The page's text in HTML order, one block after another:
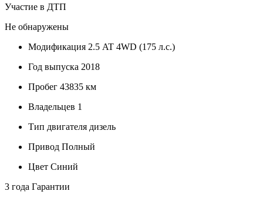
Участие в ДТП
Не обнаружены
Модификация 2.5 AT 4WD (175 л.с.)
Год выпуска 2018
Пробег 43835 км
Владельцев 1
Тип двигателя дизель
Привод Полный
Цвет Синий
3 года Гарантии